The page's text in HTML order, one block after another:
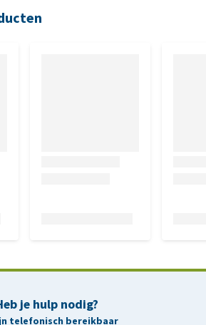
je hulp nodig?
telefonisch bereikbaar